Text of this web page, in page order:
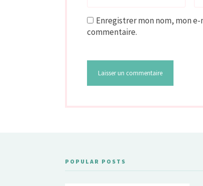
Enregistrer mon nom, mon
commentaire.
POPULAR POSTS